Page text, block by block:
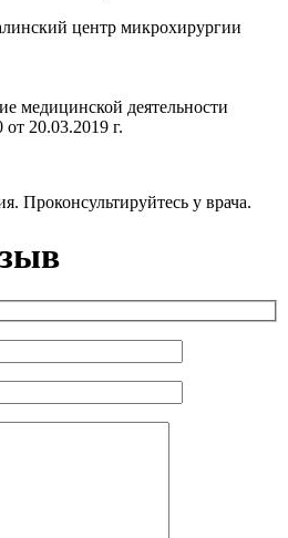
центр микрохирургии
медицинской деятельности
20.03.2019 г.
Проконсультируйтесь у врача.